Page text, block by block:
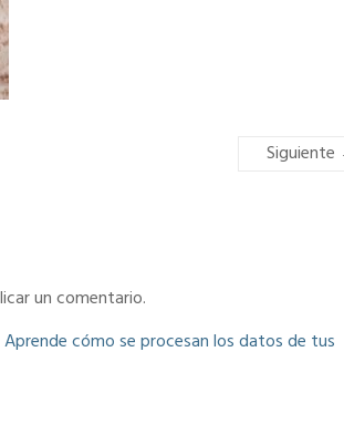
un comentario.
Aprende cómo se procesan los datos de tus